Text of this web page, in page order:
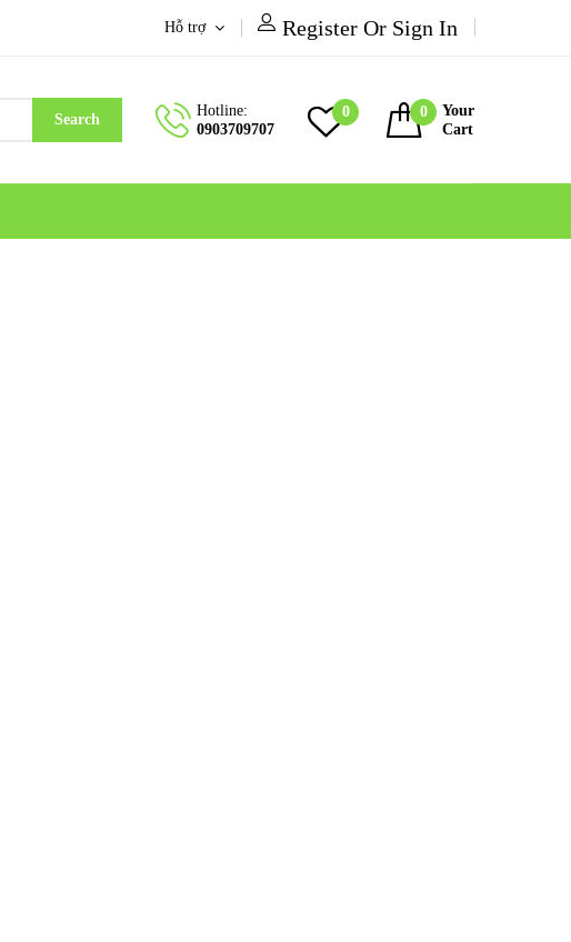
Hỗ trợ Register Or Sign In
Search
Hotline:
0903709707
0 0
Your
Cart